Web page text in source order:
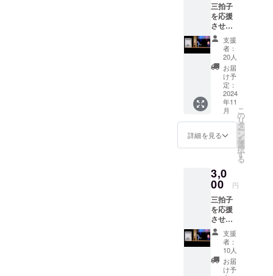
三拍子
を応援
させ
て！！
三拍子
から
メール
にてお
礼の
メッ
セージ
を送ら
せて頂
きま
す。 ※
メッ
のお送
り方法
など、
メール
でご連
絡を担
当より
させて
いただ
きま
す。
支援
者：
20人
お届
け予
定：
2024
年11
月
詳細を見る
こ
の
リ
タ
ー
ン
を
選
択
す
る
3,0
00 円
三拍子
を応援
させ
て！！
三拍子
から1分
間のお
礼メッ
支援
者：
10人
お届
け予